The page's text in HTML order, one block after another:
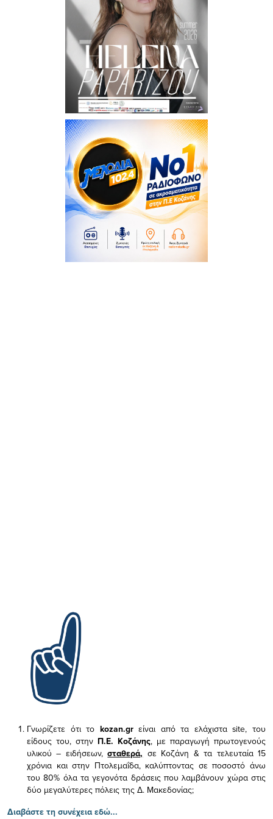
Γνωρίζετε ότι το kozan.gr είναι από τα ελάχισταsite, του
είδους του, στην Π.Ε. Κοζάνης, με παραγωγή πρωτογενούς
υλικού – ειδήσεων,σταθερά, σε Κοζάνη & τα τελευταία 15
χρόνια και στην Πτολεμαΐδα, καλύπτοντας σε ποσοστό άνω
του 80% όλα τα γεγονότα δράσεις που λαμβάνουν χώρα στις
δύο μεγαλύτερες πόλεις της Δ. Μακεδονίας;
Διαβάστε τη συνέχεια εδώ...